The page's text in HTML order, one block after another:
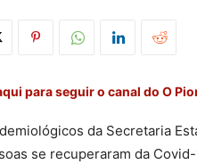
para seguir o canal do O
da Secretaria
se recuperaram da